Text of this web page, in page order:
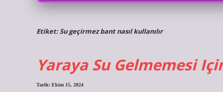
Etiket:Su geçirmez bant nasıl kullanılır
Yaraya Su Gelmemesi
Tarih: Ekim 15, 2024